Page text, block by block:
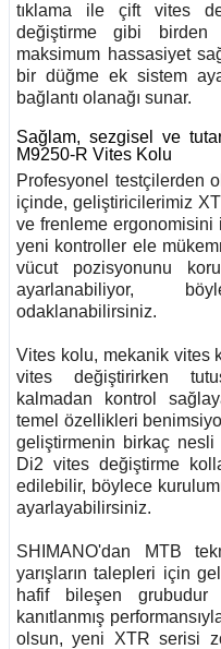
tıklama ile çift vites
değiştirme gibi birden
maksimum hassasiyet
bir düğme ek sistem
bağlantı olanağı sunar.
Sağlam, sezgisel ve
M9250-R Vites Kolu
Profesyonel testçilerden
içinde, geliştiricilerimiz
ve frenleme ergonomisini
yeni kontroller ele
vücut pozisyonunu
ayarlanabiliyor,
odaklanabilirsiniz.
Vites kolu, mekanik vites
vites değiştirirken
kalmadan kontrol
temel özellikleri
geliştirmenin birkaç nesli
Di2 vites değiştirme
edilebilir, böylece
ayarlayabilirsiniz.
SHIMANO'dan MTB
yarışların talepleri için
hafif bileşen grubudur
kanıtlanmış
olsun, yeni XTR serisi